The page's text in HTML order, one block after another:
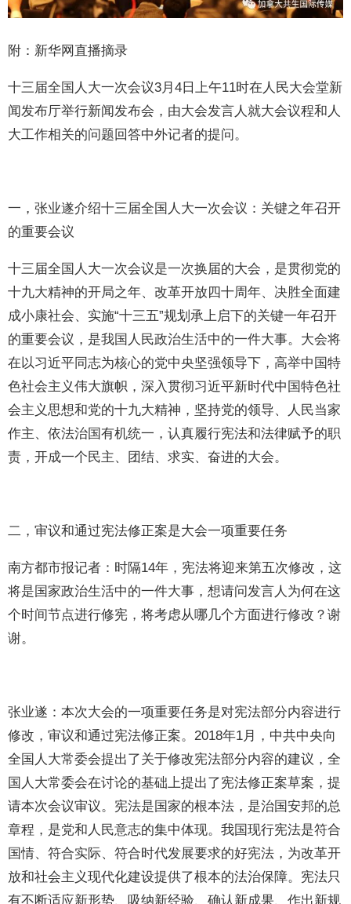
附：新华网直播摘录
十三届全国人大一次会议3月4日上午11时在人民大会堂新
闻发布厅举行新闻发布会，由大会发言人就大会议程和人
大工作相关的问题回答中外记者的提问。
一，张业遂介绍十三届全国人大一次会议：关键之年召开
的重要会议
十三届全国人大一次会议是一次换届的大会，是贯彻党的
十九大精神的开局之年、改革开放四十周年、决胜全面建
成小康社会、实施“十三五”规划承上启下的关键一年召开
的重要会议，是我国人民政治生活中的一件大事。大会将
在以习近平同志为核心的党中央坚强领导下，高举中国特
色社会主义伟大旗帜，深入贯彻习近平新时代中国特色社
会主义思想和党的十九大精神，坚持党的领导、人民当家
作主、依法治国有机统一，认真履行宪法和法律赋予的职
责，开成一个民主、团结、求实、奋进的大会。
二，审议和通过宪法修正案是大会一项重要任务
南方都市报记者：时隔14年，宪法将迎来第五次修改，这
将是国家政治生活中的一件大事，想请问发言人为何在这
个时间节点进行修宪，将考虑从哪几个方面进行修改？谢
谢。
张业遂：本次大会的一项重要任务是对宪法部分内容进行
修改，审议和通过宪法修正案。2018年1月，中共中央向
全国人大常委会提出了关于修改宪法部分内容的建议，全
国人大常委会在讨论的基础上提出了宪法修正案草案，提
请本次会议审议。宪法是国家的根本法，是治国安邦的总
章程，是党和人民意志的集中体现。我国现行宪法是符合
国情、符合实际、符合时代发展要求的好宪法，为改革开
放和社会主义现代化建设提供了根本的法治保障。宪法只
有不断适应新形势、吸纳新经验、确认新成果、作出新规